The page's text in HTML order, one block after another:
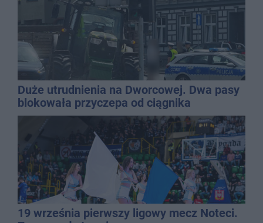
Duże utrudnienia na Dworcowej. Dwa pasy
blokowała przyczepa od ciągnika
19 września pierwszy ligowy mecz Noteci.